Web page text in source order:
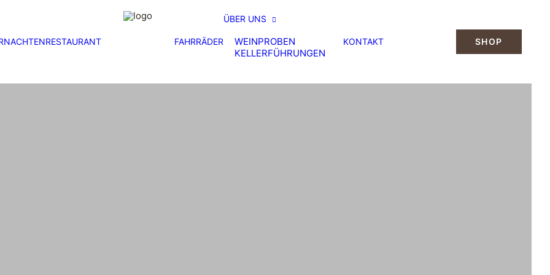
SHOP
RESTAURANT FAHRRÄDER
ÜBER UNS
WEINPROBEN
KELLERFÜHRUNGEN
KONTAKT